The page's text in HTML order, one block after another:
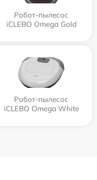
Робот-пылесос
iCLEBO Omega Gold
Робот-пылесос
iCLEBO Omega White